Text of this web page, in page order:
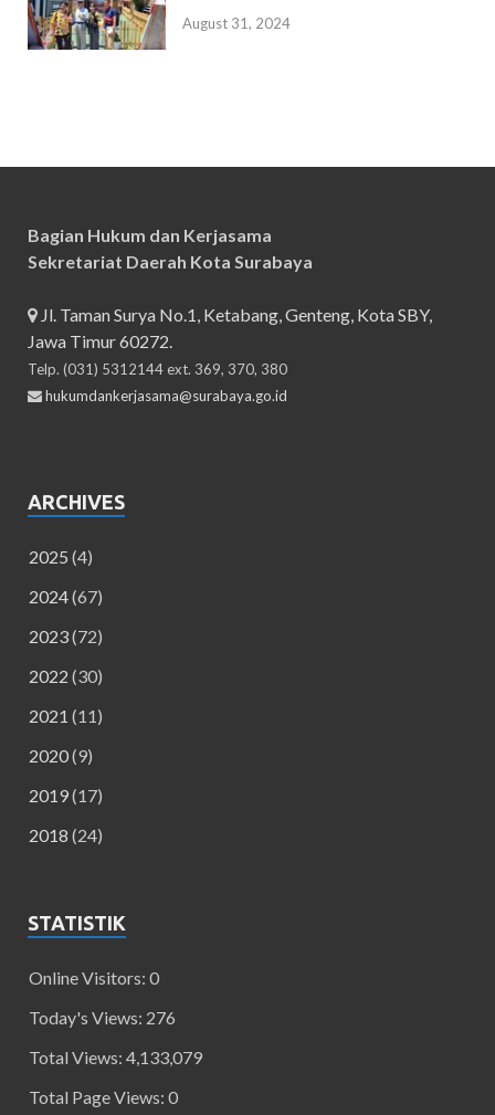
August 31, 2024
Bagian Hukum dan Kerjasama
Sekretariat Daerah Kota Surabaya
Jl. Taman Surya No.1, Ketabang, Genteng, Kota SBY,
Jawa Timur 60272.
Telp. (031) 5312144 ext. 369, 370, 380
hukumdankerjasama@surabaya.go.id
ARCHIVES
2025 (4)
2024(67)
2023(72)
2022 (30)
2021 (11)
2020(9)
2019(17)
2018 (24)
STATISTIK
Online Visitors: 0
Today's Views: 276
Total Views: 4,133,079
Total Page Views: 0